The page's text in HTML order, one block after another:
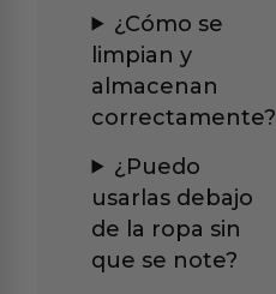
¿Cómo se
limpian y
almacenan
correctamente?
¿Puedo
usarlas debajo
de la ropa sin
que se note?